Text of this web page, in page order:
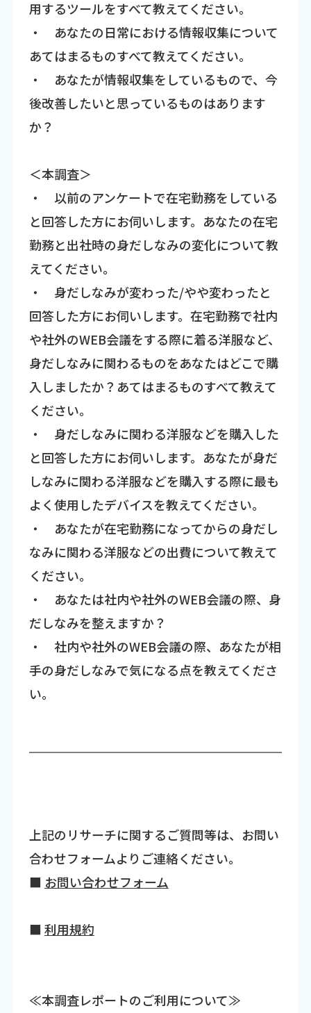
用するツールをすべて教えてください。
・ あなたの日常における情報収集について
あてはまるものすべて教えてください。
・ あなたが情報収集をしているもので、今
後改善したいと思っているものはあります
か？
＜本調査＞
・ 以前のアンケートで在宅勤務をしている
と回答した方にお伺いします。あなたの在宅
勤務と出社時の身だしなみの変化について教
えてください。
・ 身だしなみが変わった/やや変わったと
回答した方にお伺いします。在宅勤務で社内
や社外のWEB会議をする際に着る洋服など、
身だしなみに関わるものをあなたはどこで購
入しましたか？あてはまるものすべて教えて
ください。
・ 身だしなみに関わる洋服などを購入した
と回答した方にお伺いします。あなたが身だ
しなみに関わる洋服などを購入する際に最も
よく使用したデバイスを教えてください。
・ あなたが在宅勤務になってからの身だし
なみに関わる洋服などの出費について教えて
ください。
・ あなたは社内や社外のWEB会議の際、身
だしなみを整えますか？
・ 社内や社外のWEB会議の際、あなたが相
手の身だしなみで気になる点を教えてくださ
い。
上記のリサーチに関するご質問等は、お問い
合わせフォームよりご連絡ください。
■ お問い合わせフォーム
■ 利用規約
≪本調査レポートのご利用について≫